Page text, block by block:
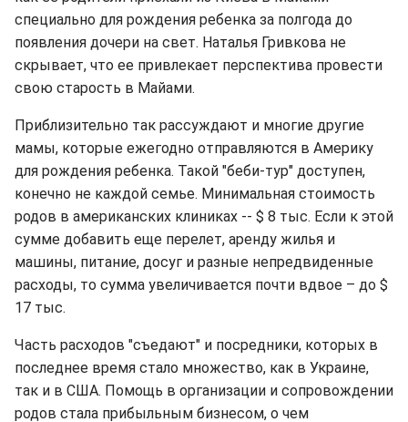
специально для рождения ребенка за полгода до
появления дочери на свет. Наталья Гривкова не
скрывает, что ее привлекает перспектива провести
свою старость в Майами.
Приблизительно так рассуждают и многие другие
мамы, которые ежегодно отправляются в Америку
для рождения ребенка. Такой "беби-тур" доступен,
конечно не каждой семье. Минимальная стоимость
родов в американских клиниках -- $ 8 тыс. Если к этой
сумме добавить еще перелет, аренду жилья и
машины, питание, досуг и разные непредвиденные
расходы, то сумма увеличивается почти вдвое – до $
17 тыс.
Часть расходов "съедают" и посредники, которых в
последнее время стало множество, как в Украине,
так и в США. Помощь в организации и сопровождении
родов стала прибыльным бизнесом, о чем